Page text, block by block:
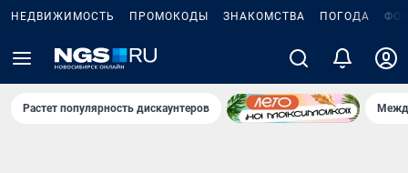
НЕДВИЖИМОСТЬ ПРОМОКОДЫ ЗНАКОМСТВА ПОГОДА
Растет популярность дискаунтеров